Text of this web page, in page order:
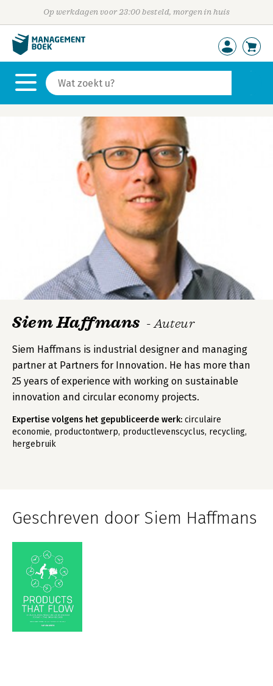
Op werkdagen voor 23:00 besteld, morgen in huis
Siem Haffmans - Auteur
Siem Haffmans is industrial designer and managing
partner at Partners for Innovation. He has more than
25 years of experience with working on sustainable
innovation and circular economy projects.
Expertise volgens het gepubliceerde werk: circulaire
economie, productontwerp, productlevenscyclus, recycling,
hergebruik
Geschreven door Siem Haffmans